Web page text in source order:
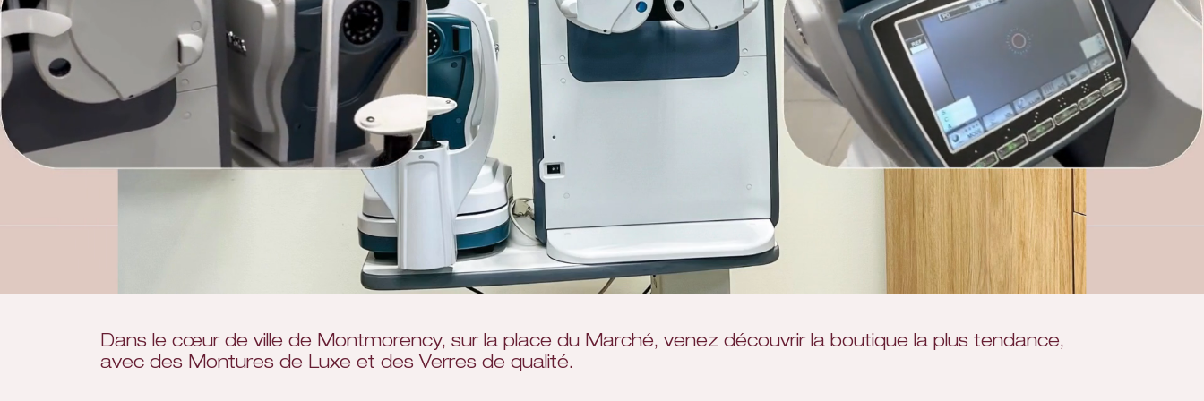
Dans le cœur de ville de Montmorency, sur la place du Marché, venez découvrir la boutique la plus tendance,
avec des Montures de Luxe et des Verres de qualité.